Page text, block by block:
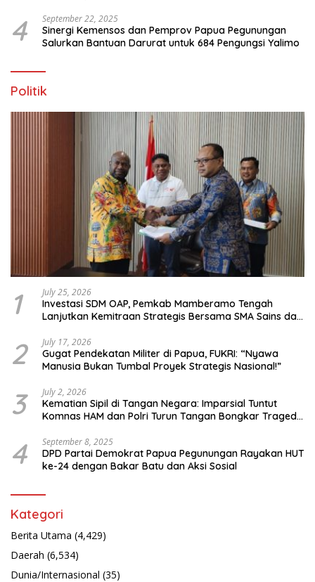
4 September 22, 2025
Sinergi Kemensos dan Pemprov Papua Pegunungan
Salurkan Bantuan Darurat untuk 684 Pengungsi Yalimo
Politik
1 July 25, 2026
Investasi SDM OAP, Pemkab Mamberamo Tengah
Lanjutkan Kemitraan Strategis Bersama SMA Sains dan
2 July 17, 2026
Gugat Pendekatan Militer di Papua, FUKRI: “Nyawa
Manusia Bukan Tumbal Proyek Strategis Nasional!”
3 July 2, 2026
Kematian Sipil di Tangan Negara: Imparsial Tuntut
Komnas HAM dan Polri Turun Tangan Bongkar Tragedi
4 September 8, 2025
DPD Partai Demokrat Papua Pegunungan Rayakan HUT
ke-24 dengan Bakar Batu dan Aksi Sosial
Kategori
Berita Utama (4,429)
Daerah (6,534)
Dunia/Internasional (35)